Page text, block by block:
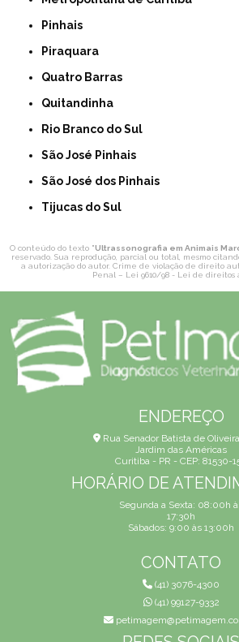
Pinhais
Piraquara
Quatro Barras
Quitandinha
Rio Branco do Sul
São José Pinhais
São José dos Pinhais
Tijucas do Sul
O conteúdo do texto "Ultrassonografia em Animais
reservado. Sua reprodução, parcial ou total, mesmo
a autorização do autor. Crime de violação de direito
Penal – Lei 9610/98 - Lei de direitos
ENDEREÇO
Rua Senador Batista de
Jardim das Américas
Curitiba - PR - CEP: 81530-
HORÁRIO DE
Segunda a Sexta: 08:00h
17:30h
Sábados: 9:00 às 13:00h
CONTATO
(41) 3076-4300
(41) 99127-9332